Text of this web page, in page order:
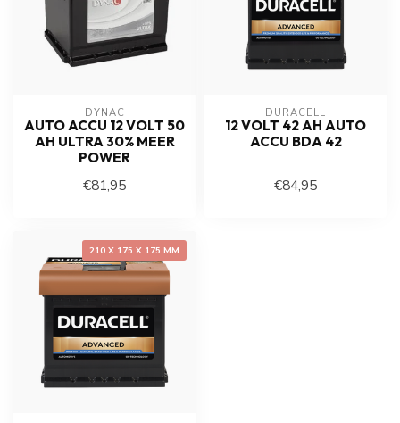
DYNAC
AUTO ACCU 12 VOLT 50
AH ULTRA 30% MEER
POWER
€81,95
DURACELL
12 VOLT 42 AH AUTO
ACCU BDA 42
€84,95
210 X 175 X 175 MM